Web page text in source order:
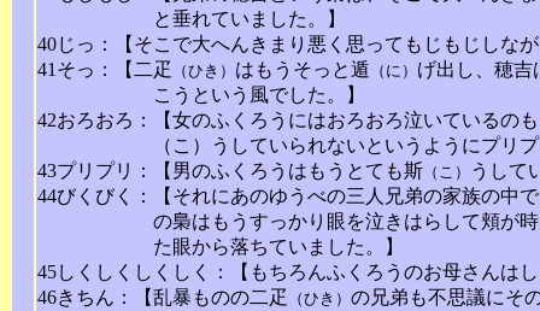
と垂れていました。】
40じっ：【そこで大へんきまり悪く思ってもじもじしな
41そっ：【二疋
（ひき） はもうそっと遁 （に） げ出し、穂吉
こうという風でした。】
42おろおろ：【女のふくろうにはおろおろ泣いているの
（こ）うしていられないというようにプリ
43プリプリ：【男のふくろうはもうとても斯 （こ）
うして
44びくびく：【それにあのゆうべの三人兄弟の家族の中
の梟はもうすっかり眼を泣きはらして頬が
た眼から落ちていました。】
45しくしくしくしく：【もちろんふくろうのお母さんは
46きちん：【乱暴ものの二疋
（ひき） の兄弟も不思議にそ